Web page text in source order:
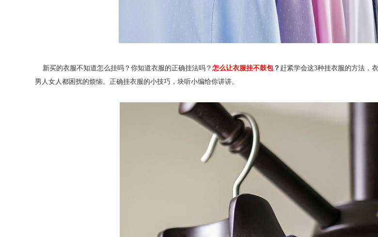
新买的衣服不知道怎么挂吗？你知道衣服的正确挂法吗？ 怎么让衣服挂不鼓包？ 赶紧学会这3种挂衣服的方法，
男人女人都困扰的烦恼。正确挂衣服的小技巧，块听小编给你讲讲。